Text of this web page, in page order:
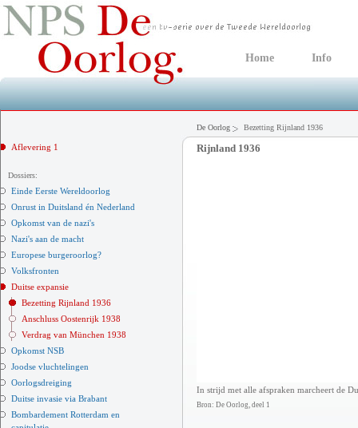
Home Info
Aflevering 1
Dossiers:
Einde Eerste Wereldoorlog
Onrust in Duitsland én Nederland
Opkomst van de nazi's
Nazi's aan de macht
Europese burgeroorlog?
Volksfronten
Duitse expansie
Bezetting Rijnland 1936
Anschluss Oostenrijk 1938
Verdrag van München 1938
Opkomst NSB
Joodse vluchtelingen
Oorlogsdreiging
Duitse invasie via Brabant
Bombardement Rotterdam en
De Oorlog Bezetting Rijnland 1936
Rijnland 1936
In strijd met alle afspraken marcheert de
Bron: De Oorlog, deel 1